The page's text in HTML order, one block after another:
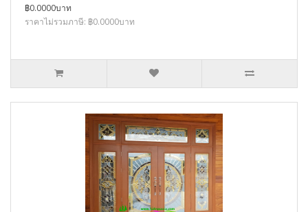
฿0.0000บาท
ราคาไม่รวมภาษี: ฿0.0000บาท